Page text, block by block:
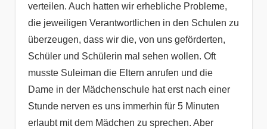
verteilen. Auch hatten wir erhebliche Probleme,
die jeweiligen Verantwortlichen in den Schulen zu
überzeugen, dass wir die, von uns geförderten,
Schüler und Schülerin mal sehen wollen. Oft
musste Suleiman die Eltern anrufen und die
Dame in der Mädchenschule hat erst nach einer
Stunde nerven es uns immerhin für 5 Minuten
erlaubt mit dem Mädchen zu sprechen. Aber